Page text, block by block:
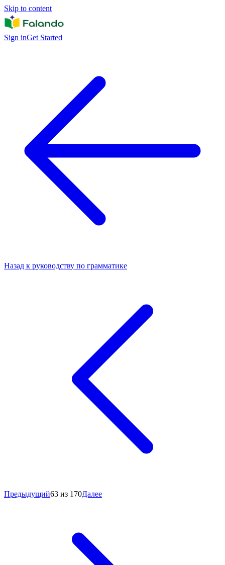
Skip to content
Sign inGet Started
Назад к руководству по грамматике
Предыдущий63 из 170Далее